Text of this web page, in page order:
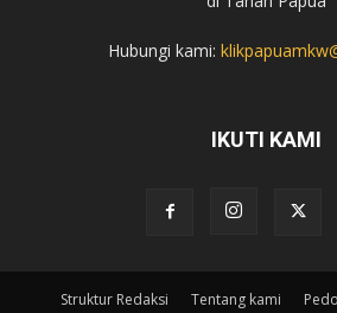
Hubungi kami:
IKUTI KAMI
Struktur Redaksi Tentang kami